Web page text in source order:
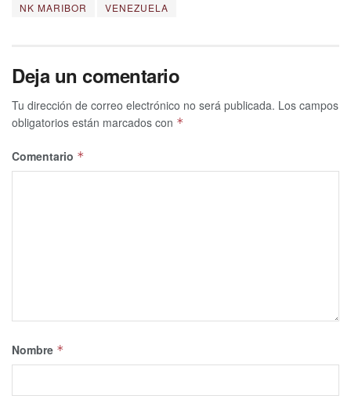
NK MARIBOR
VENEZUELA
Deja un comentario
Tu dirección de correo electrónico no será publicada. Los campos
obligatorios están marcados con *
Comentario *
Nombre *